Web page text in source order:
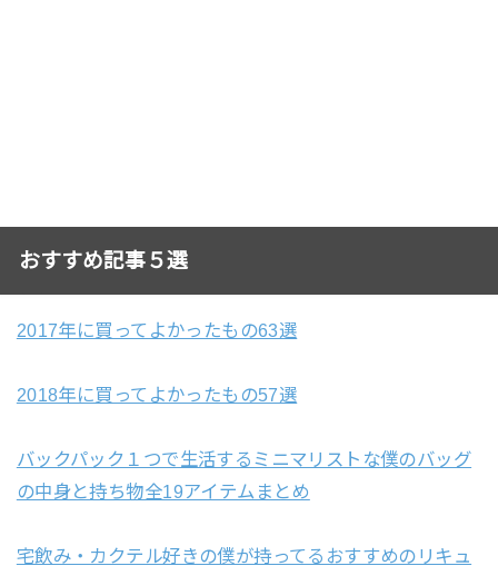
おすすめ記事５選
2017年に買ってよかったもの63選
2018年に買ってよかったもの57選
バックパック１つで生活するミニマリストな僕のバッグ
の中身と持ち物全19アイテムまとめ
宅飲み・カクテル好きの僕が持ってるおすすめのリキュ